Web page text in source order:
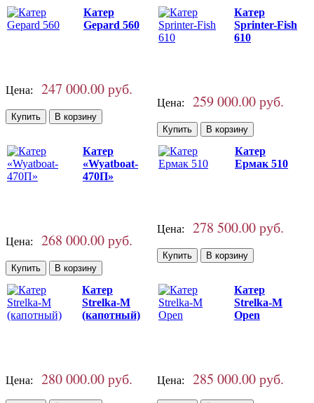
Катер
Gepard 560
Цена: 247 000.00 руб.
Катер
Sprinter-Fish
610
Цена: 259 000.00 руб.
Катер
«Wyatboat-
470П»
Цена: 268 000.00 руб.
Катер
Ермак 510
Цена: 278 500.00 руб.
Катер
Strelka-M
(капотный)
Цена: 280 000.00 руб.
Катер
Strelka-M
Open
Цена: 285 000.00 руб.